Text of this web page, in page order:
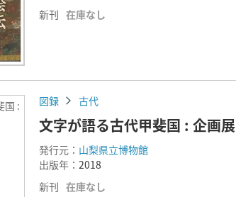
新刊 在庫なし
国 :
図録 古代
文字が語る古代甲斐国 : 企画展
発行元： 山梨県立博物館
出版年： 2018
新刊 在庫なし